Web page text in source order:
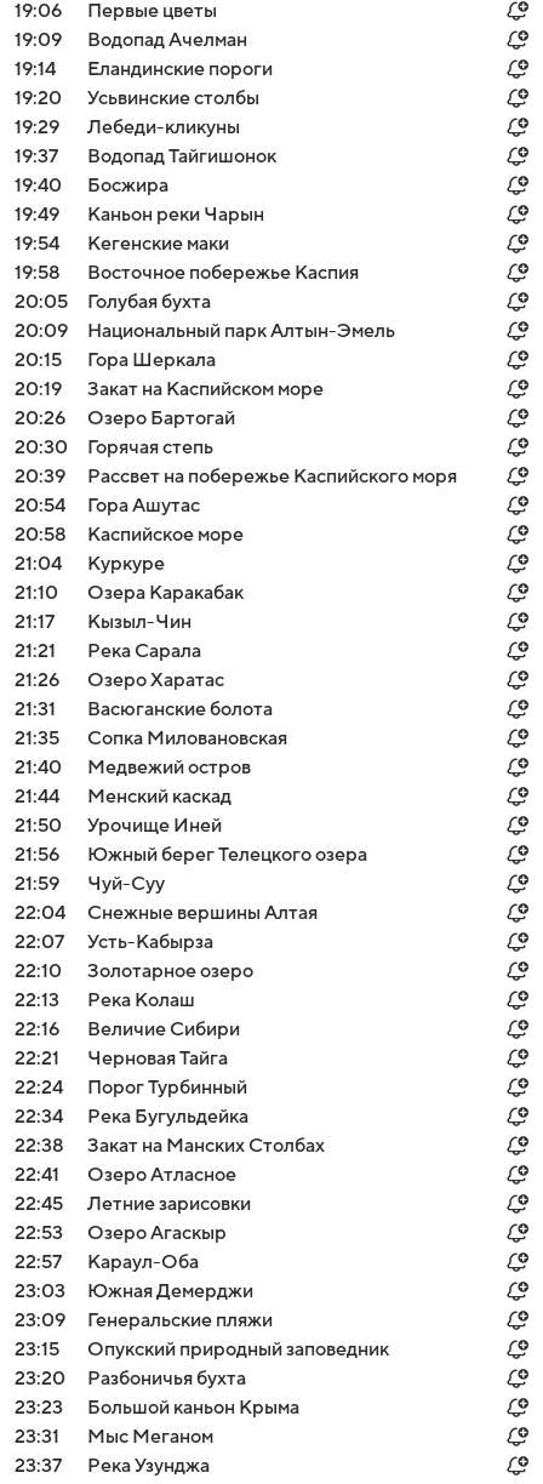
19:06
Первые цветы
19:09
Водопад Ачелман
19:14
Еландинские пороги
19:20
Усьвинские столбы
19:29
Лебеди-кликуны
19:37
Водопад Тайгишонок
19:40
Босжира
19:49
Каньон реки Чарын
19:54
Кегенские маки
19:58
Восточное побережье Каспия
20:05
Голубая бухта
20:09
Национальный парк Алтын-Эмель
20:15
Гора Шеркала
20:19
Закат на Каспийском море
20:26
Озеро Бартогай
20:30
Горячая степь
20:39
Рассвет на побережье Каспийского моря
20:54
Гора Ашутас
20:58
Каспийское море
21:04
Куркуре
21:10
Озера Каракабак
21:17
Кызыл-Чин
21:21
Река Сарала
21:26
Озеро Харатас
21:31
Васюганские болота
21:35
Сопка Миловановская
21:40
Медвежий остров
21:44
Менский каскад
21:50
Урочище Иней
21:56
Южный берег Телецкого озера
21:59
Чуй-Суу
22:04
Снежные вершины Алтая
22:07
Усть-Кабырза
22:10
Золотарное озеро
22:13
Река Колаш
22:16
Величие Сибири
22:21
Черновая Тайга
22:24
Порог Турбинный
22:34
Река Бугульдейка
22:38
Закат на Манских Столбах
22:41
Озеро Атласное
22:45
Летние зарисовки
22:53
Озеро Агаскыр
22:57
Караул-Оба
23:03
Южная Демерджи
23:09
Генеральские пляжи
23:15
Опукский природный заповедник
23:20
Разбоничья бухта
23:23
Большой каньон Крыма
23:31
Мыс Меганом
23:37
Река Узунджа